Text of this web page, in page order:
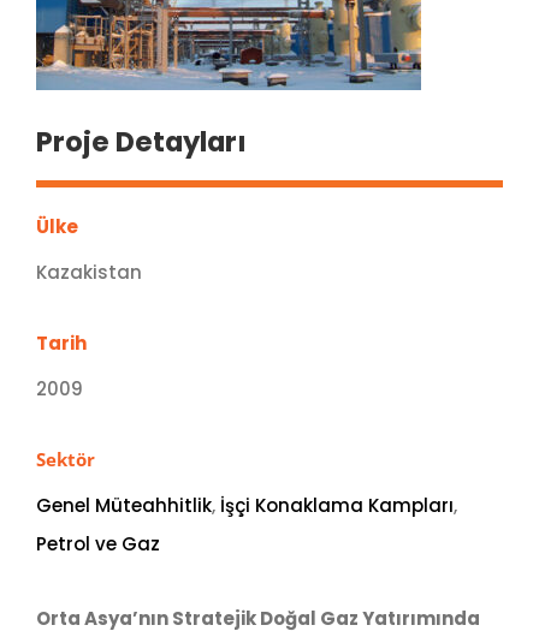
Proje Detayları
Ülke
Kazakistan
Tarih
2009
Sektör
Genel Müteahhitlik, İşçi Konaklama Kampları,
Petrol ve Gaz
Orta Asya’nın Stratejik Doğal Gaz Yatırımında